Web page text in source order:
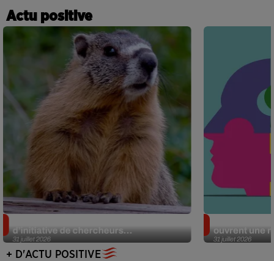
Actu positive
31 juillet 2026
d’initiative de chercheurs...
31 juillet 2026
ouvrent une
+ D'ACTU POSITIVE